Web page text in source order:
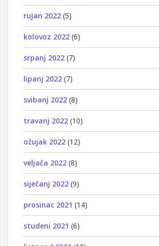
rujan 2022 (5)
kolovoz 2022 (6)
srpanj 2022 (7)
lipanj 2022 (7)
svibanj 2022 (8)
travanj 2022 (10)
ožujak 2022 (12)
veljača 2022 (8)
siječanj 2022 (9)
prosinac 2021 (14)
studeni 2021 (6)